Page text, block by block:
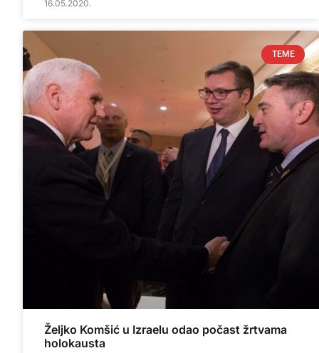
16.05.2020.
TEME
Željko Komšić u Izraelu odao počast žrtvama
holokausta